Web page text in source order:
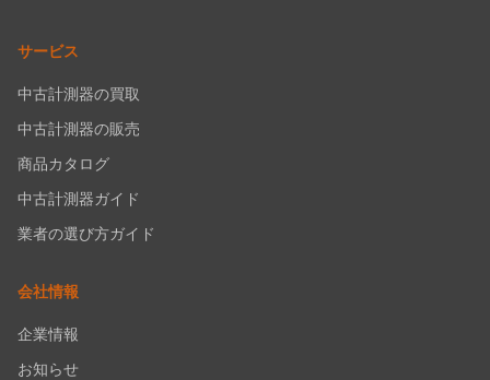
サービス
中古計測器の買取
中古計測器の販売
商品カタログ
中古計測器ガイド
業者の選び方ガイド
会社情報
企業情報
お知らせ